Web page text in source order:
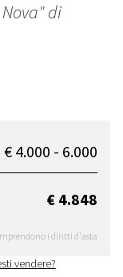
di
€ 4.000 - 6.000
€ 4.848
i diritti d'asta
vendere?